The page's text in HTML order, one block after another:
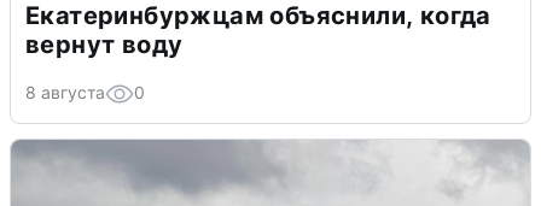
Екатеринбуржцам объяснили, когда
вернут воду
8 августа 0